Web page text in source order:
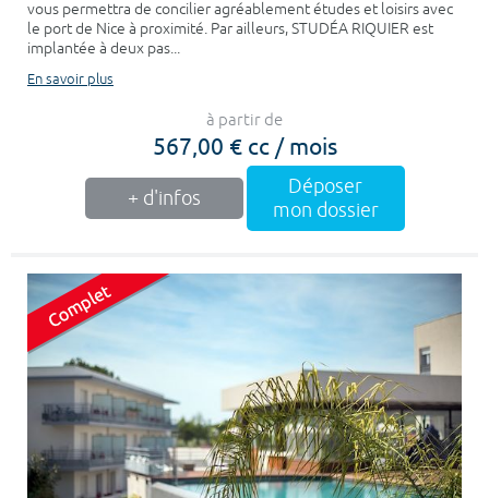
vous permettra de concilier agréablement études et loisirs avec
le port de Nice à proximité. Par ailleurs, STUDÉA RIQUIER est
implantée à deux pas...
En savoir plus
à partir de
567,00 € cc / mois
+ d'infos
Déposer
mon dossier